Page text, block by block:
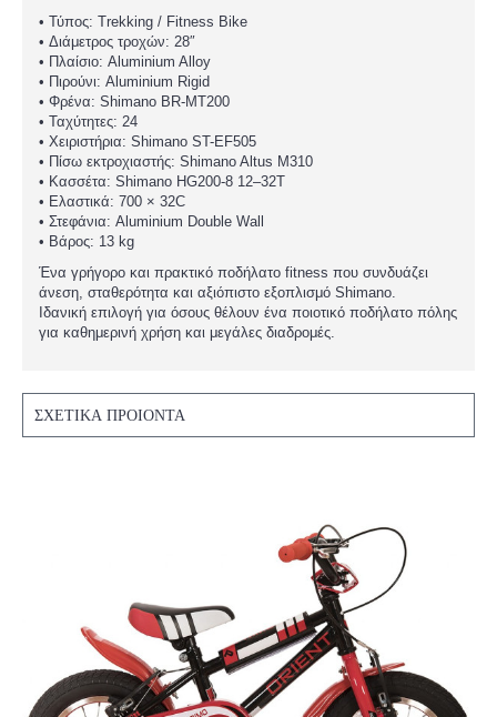
• Τύπος: Trekking / Fitness Bike
• Διάμετρος τροχών: 28″
• Πλαίσιο: Aluminium Alloy
• Πιρούνι: Aluminium Rigid
• Φρένα: Shimano BR-MT200
• Ταχύτητες: 24
• Χειριστήρια: Shimano ST-EF505
• Πίσω εκτροχιαστής: Shimano Altus M310
• Κασσέτα: Shimano HG200-8 12–32T
• Ελαστικά: 700 × 32C
• Στεφάνια: Aluminium Double Wall
• Βάρος: 13 kg
Ένα γρήγορο και πρακτικό ποδήλατο fitness που συνδυάζει
άνεση, σταθερότητα και αξιόπιστο εξοπλισμό Shimano.
Ιδανική επιλογή για όσους θέλουν ένα ποιοτικό ποδήλατο πόλης
για καθημερινή χρήση και μεγάλες διαδρομές.
ΣΧΕΤΙΚΆ ΠΡΟΙΌΝΤΑ